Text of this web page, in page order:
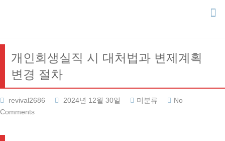
개인회생실직 시 대처법과 변제계획
변경 절차
revival2686 2024년 12월 30일 미분류
No
Comments